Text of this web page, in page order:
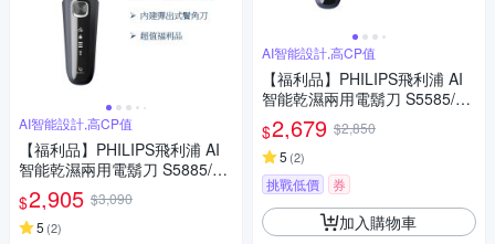
AI智能設計,高CP值
【福利品】PHILIPS飛利浦 AI
智能乾濕兩用電鬍刀 S5885/10
(一年保固)
$2,905 $3,090
5 (2)
AI智能設計,高CP值
【福利品】PHILIPS飛利浦 AI
智能乾濕兩用電鬍刀 S5585/20
(一年保固)
$2,679 $2,850
5 (2)
挑戰低價 券
加入購物車